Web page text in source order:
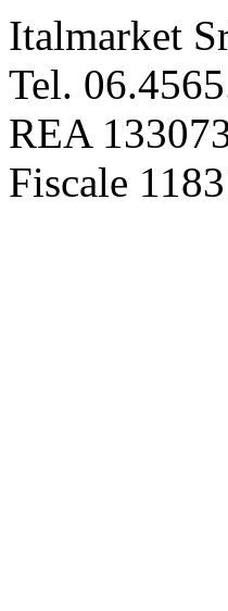
Italmarket
Tel.
REA
Fiscale